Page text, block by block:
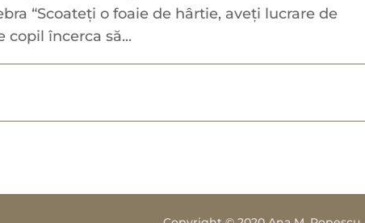
“Scoateți o foaie de hârtie, aveți lucrare de
copil încerca să...